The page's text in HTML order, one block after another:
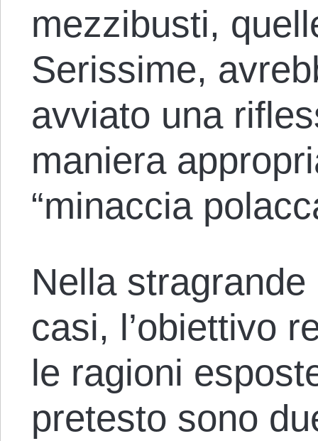
mezzibusti,
Serissime,
avviato una
maniera
“minaccia
Nella
casi, l’obiettivo
le ragioni
pretesto sono